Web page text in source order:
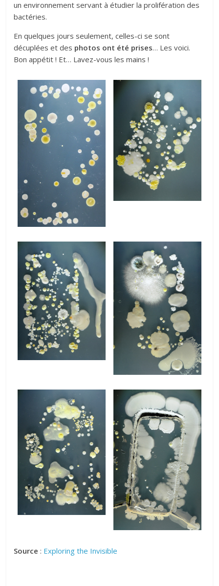
un environnement servant à étudier la prolifération des
bactéries.
En quelques jours seulement, celles-ci se sont
décuplées et des photos ont été prises… Les voici.
Bon appétit ! Et… Lavez-vous les mains !
Source : Exploring the Invisible